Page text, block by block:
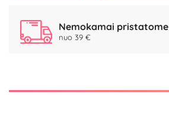
Nemokamai pristatome
nuo 39 €